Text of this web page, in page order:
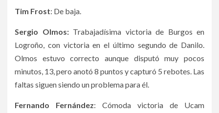
Tim Frost: De baja.
Sergio Olmos:Trabajadísima victoria de Burgos en
Logroño, con victoria en el último segundo de Danilo.
Olmos estuvo correcto aunque disputó muy pocos
minutos, 13, pero anotó 8 puntos y capturó 5 rebotes. Las
faltas siguen siendo un problema para él.
Fernando Fernández: Cómoda victoria de Ucam